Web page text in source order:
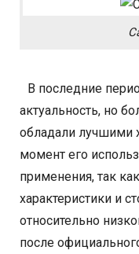
В последние
актуальность, но
обладали лучшими
момент его
применения, так
характеристики и
относительно
после